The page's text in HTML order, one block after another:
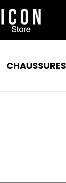
CHAUSSURES